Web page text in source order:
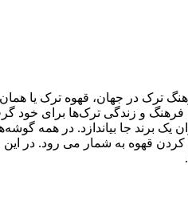
و زندگی ترک‌ها برای خود
یک برند جا بیاندازد. در همه
قهوه به شمار می رود. در این